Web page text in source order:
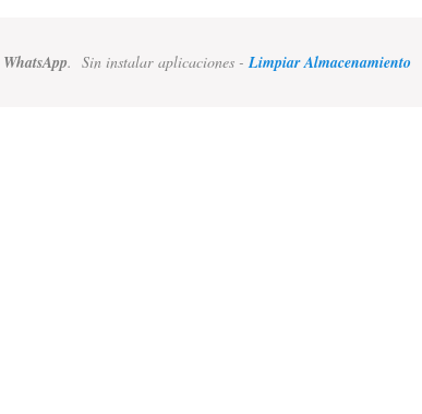
WhatsApp. Sin instalar aplicaciones -Limpiar Almacenamiento